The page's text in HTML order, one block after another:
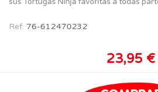
Ref. 76-612470232
23,95 €